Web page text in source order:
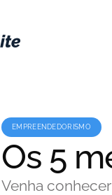
EMPREENDEDORISMO
Os 5
Venha